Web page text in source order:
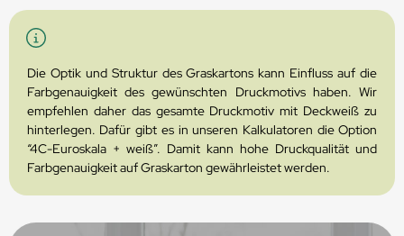
Die Optik und Struktur des Graskartons kann Einfluss auf die
Farbgenauigkeit des gewünschten Druckmotivs haben. Wir
empfehlen daher das gesamte Druckmotiv mit Deckweiß zu
hinterlegen. Dafür gibt es in unseren Kalkulatoren die Option
“4C-Euroskala + weiß”. Damit kann hohe Druckqualität und
Farbgenauigkeit auf Graskarton gewährleistet werden.